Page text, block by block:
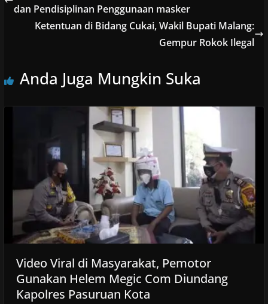
dan Pendisiplinan Penggunaan masker
Ketentuan di Bidang Cukai, Wakil Bupati Malang:
Gempur Rokok Ilegal
Anda Juga Mungkin Suka
Video Viral di Masyarakat, Pemotor
Gunakan Helem Megic Com Diundang
Kapolres Pasuruan Kota